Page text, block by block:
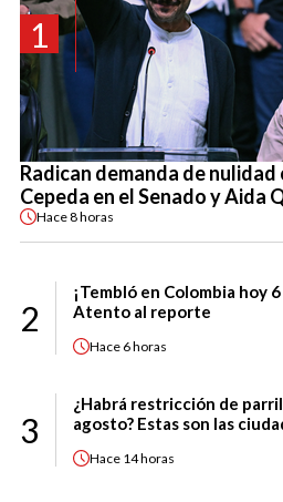
1
Radican demanda de
Cepeda en el Senado y Aida
Hace8 horas
2
¡Tembló en Colombia hoy
Atento al reporte
Hace 6 horas
3
¿Habrá restricción de
agosto? Estas son las
Hace 14 horas